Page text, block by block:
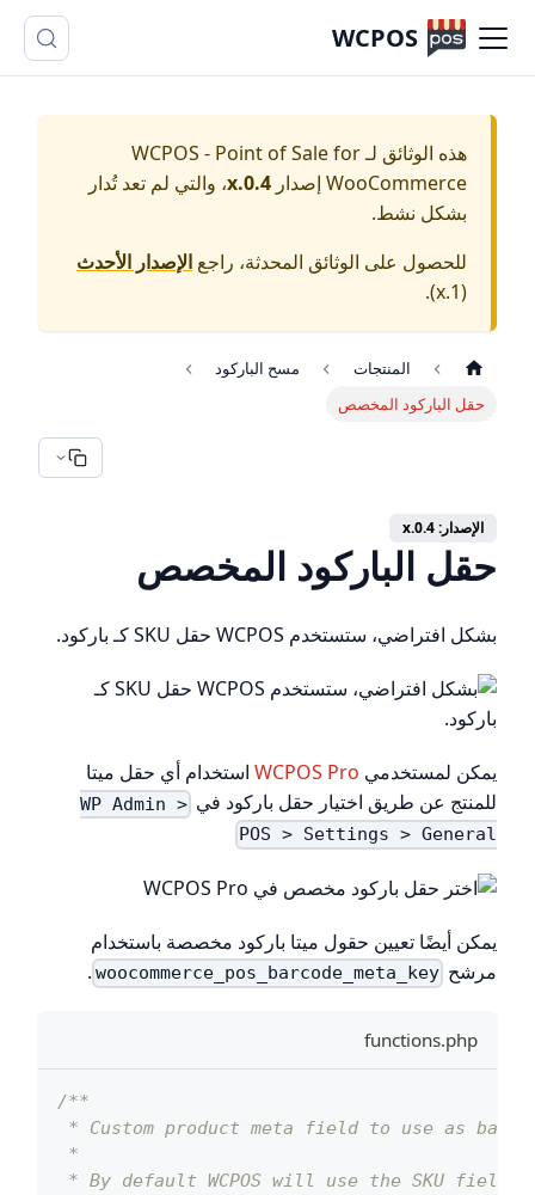
WCPOS
هذه الوثائق لـWCPOS - Point of Sale for
WooCommerce إصدار 0.4.x
، والتي لم تعد تُدار
بشكل نشط.
للحصول على الوثائق المحدثة، راجع الإصدار الأحدث
(
1.x
).
المنتجات
مسح الباركود
حقل الباركود المخصص
الإصدار: 0.4.x
حقل الباركود المخصص
بشكل افتراضي، ستستخدم WCPOS حقل SKU كـ باركود.
يمكن لمستخدمي WCPOS Pro استخدام أي حقل ميتا
للمنتج عن طريق اختيار حقل باركود في WP Admin >
POS > Settings > General
يمكن أيضًا تعيين حقول ميتا باركود مخصصة باستخدام
مرشح woocommerce_pos_barcode_meta_key
.
functions.php
/**
* Custom product meta field to use as
*
* By default WCPOS will use the SKU field-